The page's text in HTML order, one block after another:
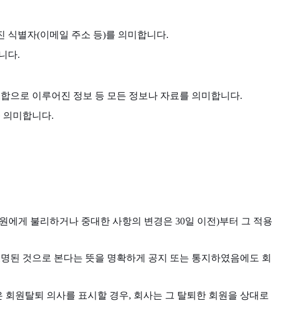
식별자(이메일 주소 등)를 의미합니다.
다.
으로 이루어진 정보 등 모든 정보나 자료를 의미합니다.
미합니다.
게 불리하거나 중대한 사항의 변경은 30일 이전)부터 그 적용
된 것으로 본다는 뜻을 명확하게 공지 또는 통지하였음에도 회
원탈퇴 의사를 표시할 경우, 회사는 그 탈퇴한 회원을 상대로